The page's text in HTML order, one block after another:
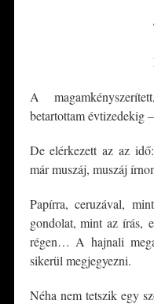
A
betartottam évtizedekig
De elérkezett az az
már muszáj, muszáj
Papírra, ceruzával,
gondolat, mint az írás,
régen… A hajnali
sikerül megjegyezni.
Néha nem tetszik egy